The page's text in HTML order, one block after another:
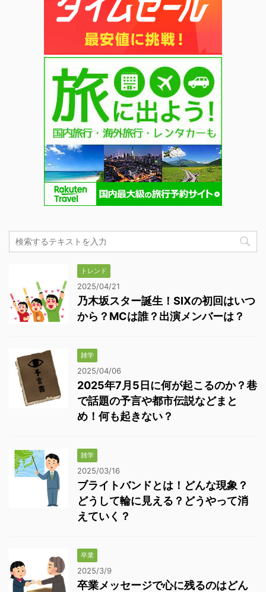
トレンド
2025/04/21
乃木坂スター誕生！SIXの初回はいつ
から？MCは誰？出演メンバーは？
雑学
2025/04/06
2025年7月5日に何が起こるのか？巷
で話題の予言や都市伝説などまと
め！何も起きない？
雑学
2025/03/16
ブライトバンドとは！どんな現象？
どうして輪に見える？どうやって消
えていく？
卒業
2025/3/9
卒業メッセージで心に残るのはどん